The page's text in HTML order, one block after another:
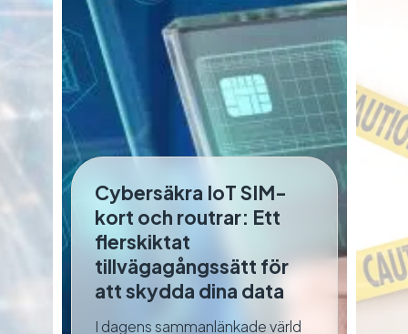
Cybersäkra IoT SIM-
kort och routrar: Ett
flerskiktat
tillvägagångssätt för
att skydda dina data
I dagens sammanlänkade värld